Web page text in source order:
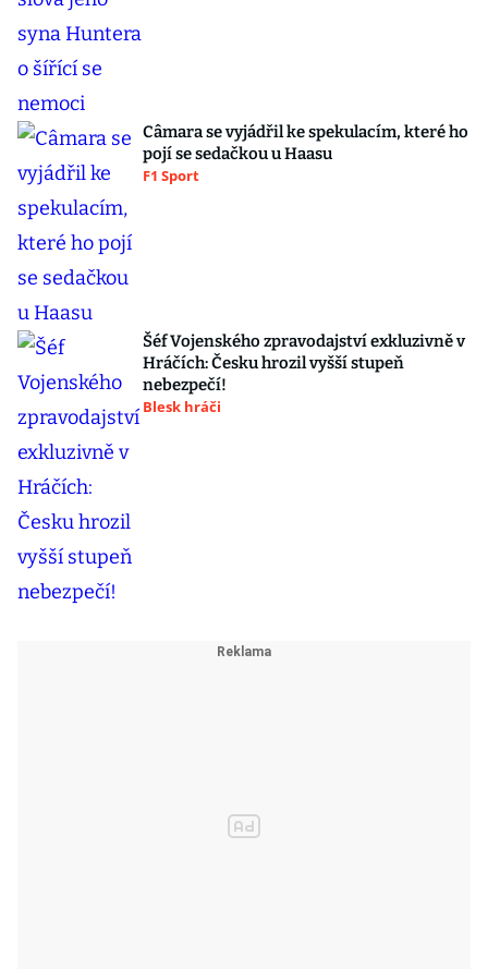
Câmara se vyjádřil ke spekulacím, které ho
pojí se sedačkou u Haasu
F1 Sport
Šéf Vojenského zpravodajství exkluzivně v
Hráčích: Česku hrozil vyšší stupeň
nebezpečí!
Blesk hráči